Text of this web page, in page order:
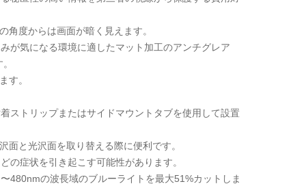
度からは画面が暗く見えます。
が気になる環境に適したマット加工のアンチグレア
す。
ストリップまたはサイドマウントタブを使用して設置
と光沢面を取り替える際に便利です。
の症状を引き起こす可能性があります。
480nmの波長域のブルーライトを最大51%カットしま